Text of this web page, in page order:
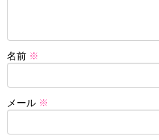
名前 ※
メール ※